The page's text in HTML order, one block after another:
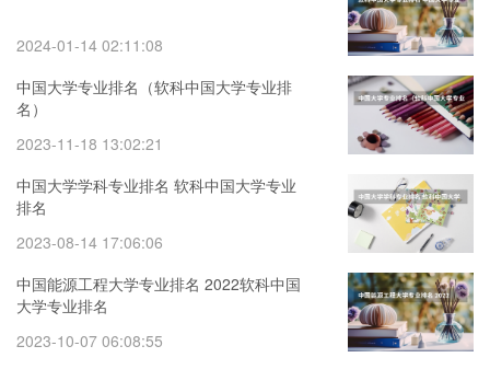
2024-01-14 02:11:08
中国大学专业排名（软科中国大学专业排
名）
2023-11-18 13:02:21
中国大学学科专业排名 软科中国大学专业
排名
2023-08-14 17:06:06
中国能源工程大学专业排名 2022软科中国
大学专业排名
2023-10-07 06:08:55